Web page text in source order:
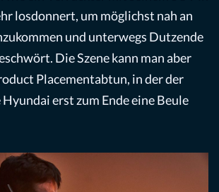
losdonnert, um möglichst nah an
und unterwegs Dutzende
Die Szene kann man aber
Placementabtun, in der der
Hyundai erst zum Ende eine Beule